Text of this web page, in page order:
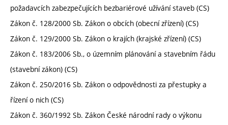
požadavcích zabezpečujících bezbariérové užívání staveb (CS)
Zákon č. 128/2000 Sb. Zákon o obcích (obecní zřízení) (CS)
Zákon č. 129/2000 Sb. Zákon o krajích (krajské zřízení) (CS)
Zákon č. 183/2006 Sb., o územním plánování a stavebním řádu
(stavební zákon) (CS)
Zákon č. 250/2016 Sb. Zákon o odpovědnosti za přestupky a
řízení o nich (CS)
Zákon č. 360/1992 Sb. Zákon České národní rady o výkonu